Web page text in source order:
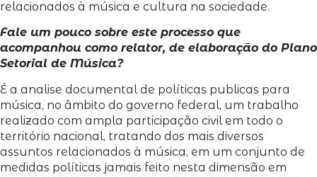
relacionados à música e cultura na sociedade.
Fale um pouco sobre este processo que
acompanhou como relator, de elaboração do Plano
Setorial de Música?
É a analise documental de políticas publicas para
música, no âmbito do governo federal, um trabalho
realizado com ampla participação civil em todo o
território nacional, tratando dos mais diversos
assuntos relacionados à música, em um conjunto de
medidas políticas jamais feito nesta dimensão em